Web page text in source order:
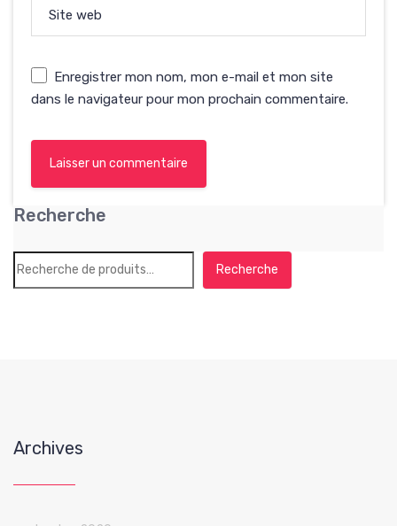
Site web
Enregistrer mon nom, mon e-mail et mon site
dans le navigateur pour mon prochain commentaire.
Recherche
Recherche
Archives